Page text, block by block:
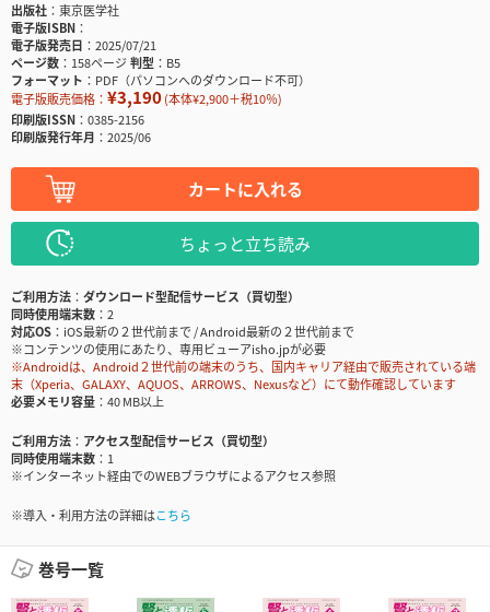
出版社
東京医学社
電子版ISBN
電子版発売日
2025/07/21
ページ数
158ページ判型
B5
フォーマット
PDF（パソコンへのダウンロード不可）
電子版販売価格： ¥3,190(本体¥2,900＋税10％)
印刷版ISSN
0385-2156
印刷版発行年月
2025/06
カートに入れる
ちょっと立ち読み
ご利用方法
ダウンロード型配信サービス（買切型）
同時使用端末数
2
対応OS
iOS最新の２世代前まで / Android最新の２世代前まで
※コンテンツの使用にあたり、専用ビューアisho.jpが必要
※Androidは、Android２世代前の端末のうち、国内キャリア経由で販売されている端
末（Xperia、GALAXY、AQUOS、ARROWS、Nexusなど）にて動作確認しています
必要メモリ容量
40 MB以上
ご利用方法
アクセス型配信サービス（買切型）
同時使用端末数
1
※インターネット経由でのWEBブラウザによるアクセス参照
※導入・利用方法の詳細はこちら
巻号一覧